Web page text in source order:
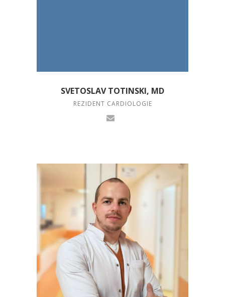
SVETOSLAV TOTINSKI, MD
REZIDENT CARDIOLOGIE